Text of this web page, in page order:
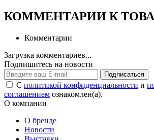
КОММЕНТАРИИ К
Комментарии
Загрузка комментариев...
Подпишитесь на новости
Подписаться
С политикой конфиденциальности и
соглашением ознакомлен(а).
О компании
О бренде
Новости